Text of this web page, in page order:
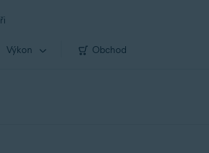
Výkon Obchod